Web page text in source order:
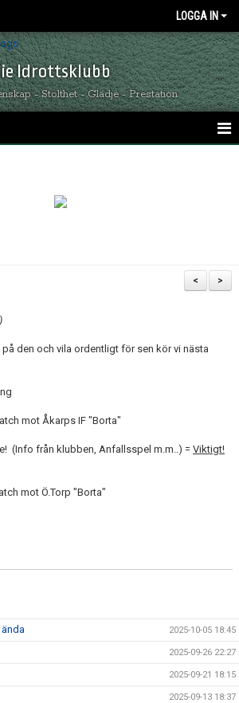
LOGGA IN
Idrottsklubb
- Stolthet - Glädje - Prestation
>
<
på den och vila ordentligt för sen kör vi nästa
mot Åkarps IF "Borta"
(Info från klubben, Anfallsspel m.m..) = Viktigt!
mot Ö.Torp "Borta"
2025-10-05 18:45
2025-09-26 22:27
2025-09-21 18:15
2025-09-13 18:37